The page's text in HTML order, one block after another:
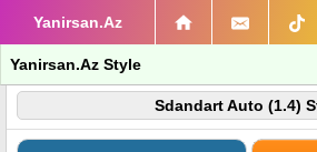
Yanirsan.Az
Yanirsan.Az Style
Sdandart Auto (1.4)